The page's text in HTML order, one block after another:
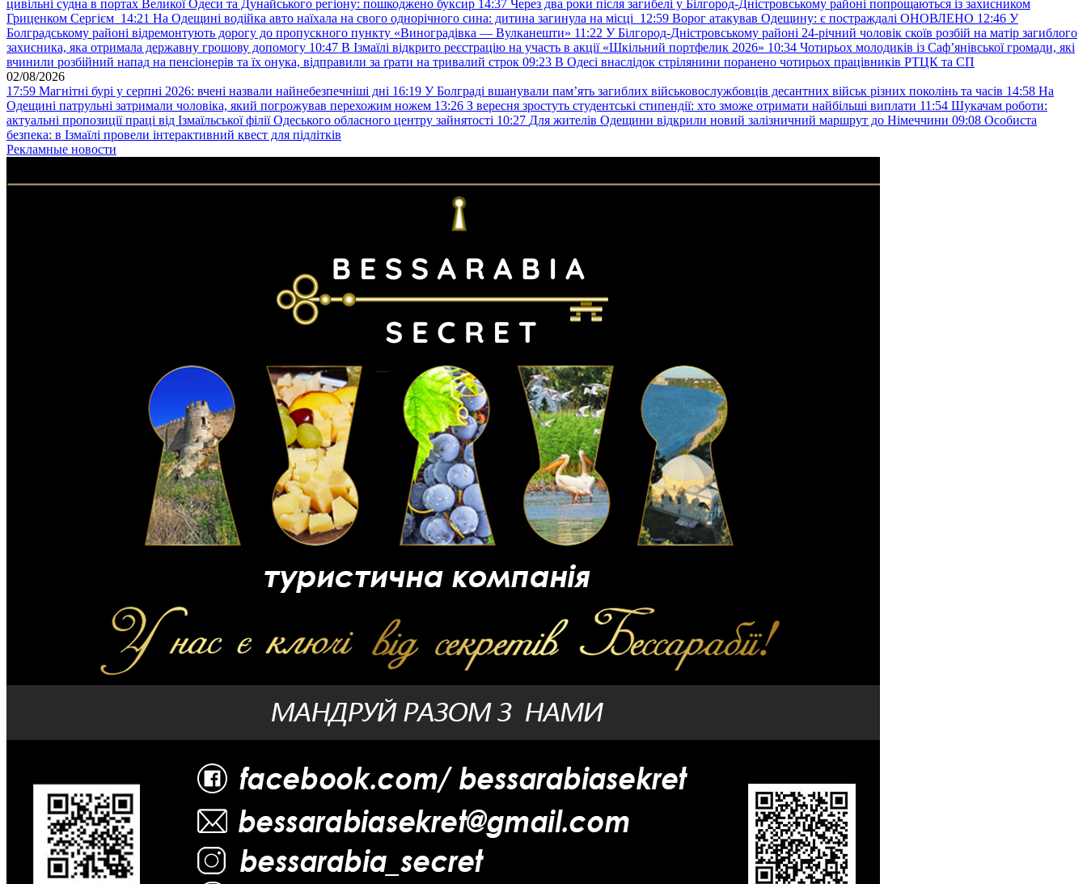
цивільні судна в портах Великої Одеси та Дунайського регіону: пошкоджено буксир 14:37 Через два роки після загибелі у Білгород-Дністровському районі попрощаються із захисником
Гриценком Сергієм 14:21 На Одещині водійка авто наїхала на свого однорічного сина: дитина загинула на місці 12:59 Ворог атакував Одещину: є постраждалі ОНОВЛЕНО 12:46 У
Болградському районі відремонтують дорогу до пропускного пункту «Виноградівка — Вулканешти» 11:22 У Білгород-Дністровському районі 24-річний чоловік скоїв розбій на матір загиблого
захисника, яка отримала державну грошову допомогу 10:47 В Ізмаїлі відкрито реєстрацію на участь в акції «Шкільний портфелик 2026» 10:34 Чотирьох молодиків із Саф’янівської громади, які
вчинили розбійний напад на пенсіонерів та їх онука, відправили за ґрати на тривалий строк 09:23 В Одесі внаслідок стрілянини поранено чотирьох працівників РТЦК та СП
02/08/2026
17:59 Магнітні бурі у серпні 2026: вчені назвали найнебезпечніші дні 16:19 У Болграді вшанували пам’ять загиблих військовослужбовців десантних військ різних поколінь та часів 14:58 На
Одещині патрульні затримали чоловіка, який погрожував перехожим ножем 13:26 З вересня зростуть студентські стипендії: хто зможе отримати найбільші виплати 11:54 Шукачам роботи:
актуальні пропозиції праці від Ізмаїльської філії Одеського обласного центру зайнятості 10:27 Для жителів Одещини відкрили новий залізничний маршрут до Німеччини 09:08 Особиста
безпека: в Ізмаїлі провели інтерактивний квест для підлітків
Рекламные новости